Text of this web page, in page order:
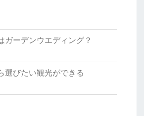
ガーデンウエディング？
選びたい観光ができる